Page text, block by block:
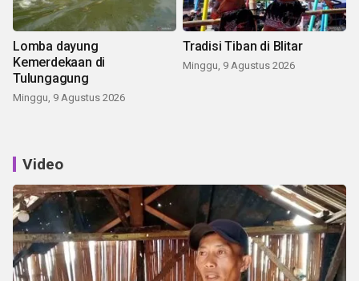
Lomba dayung
Kemerdekaan di
Tulungagung
Minggu, 9 Agustus 2026
Tradisi Tiban di Blitar
Minggu, 9 Agustus 2026
Video